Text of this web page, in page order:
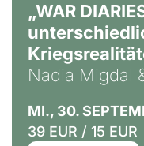
„WAR
Nadia Migdal
MI., 30.
39 EUR / 15 EUR